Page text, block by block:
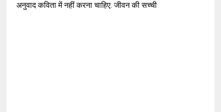
अनुवाद कविता में नहीं करना चाहिए. जीवन की सच्ची